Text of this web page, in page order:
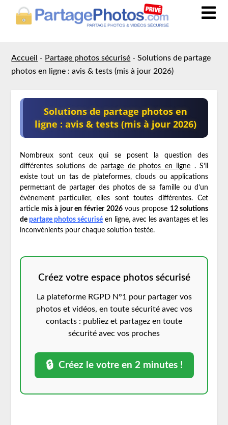
Accueil - Partage photos sécurisé -Solutions de partage
photos en ligne : avis & tests (mis à jour 2026)
Solutions de partage photos en
ligne : avis & tests (mis à jour 2026)
Nombreux sont ceux qui se posent la question des
différentes solutions de partage de photos en ligne . S’il
existe tout un tas de plateformes, clouds ou applications
permettant de partager des photos de sa famille ou d’un
évènement particulier, elles sont toutes différentes. Cet
articlemis à jour en février 2026vous propose 12 solutions
de partage photos sécuriséen ligne, avec les avantages et les
inconvénients pour chaque solution testée.
Créez votre espace photos sécurisé
La plateforme RGPD N°1 pour partager vos
photos et vidéos, en toute sécurité avec vos
contacts : publiez et partagez en toute
sécurité avec vos proches
🔒 Créez le votre en 2 minutes !